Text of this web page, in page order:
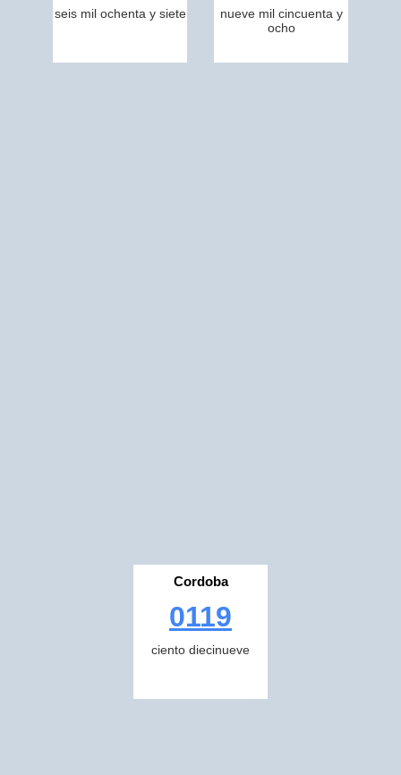
seis mil ochenta y siete
nueve mil cincuenta y
ocho
Cordoba
0119
ciento diecinueve